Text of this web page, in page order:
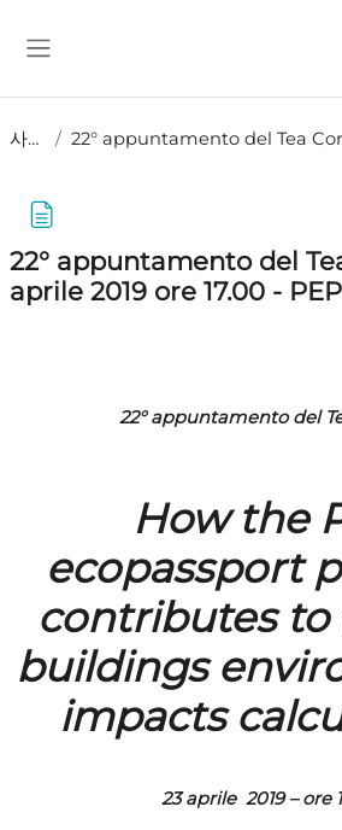
사이트
22° appuntamento del
aprile 2019 ore 17.00 -
22° appuntamento del
How the
ecopassport
contributes to
buildings
impacts
23 aprile 2019 – ore